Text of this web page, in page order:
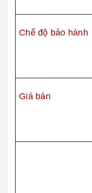
Chế độ bảo hành
Giá bán